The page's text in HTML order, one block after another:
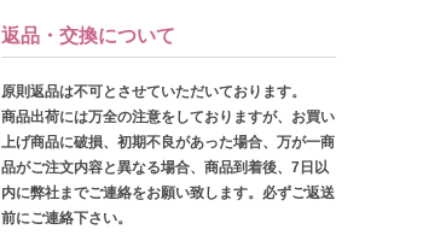
返品・交換について
原則返品は不可とさせていただいております。
商品出荷には万全の注意をしておりますが、お買い
上げ商品に破損、初期不良があった場合、万が一商
品がご注文内容と異なる場合、商品到着後、7日以
内に弊社までご連絡をお願い致します。必ずご返送
前にご連絡下さい。